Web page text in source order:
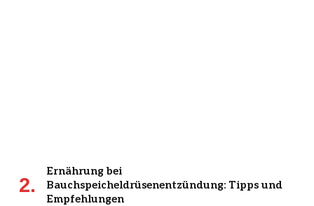
Ernährung bei
Bauchspeicheldrüsenentzündung: Tipps und
Empfehlungen